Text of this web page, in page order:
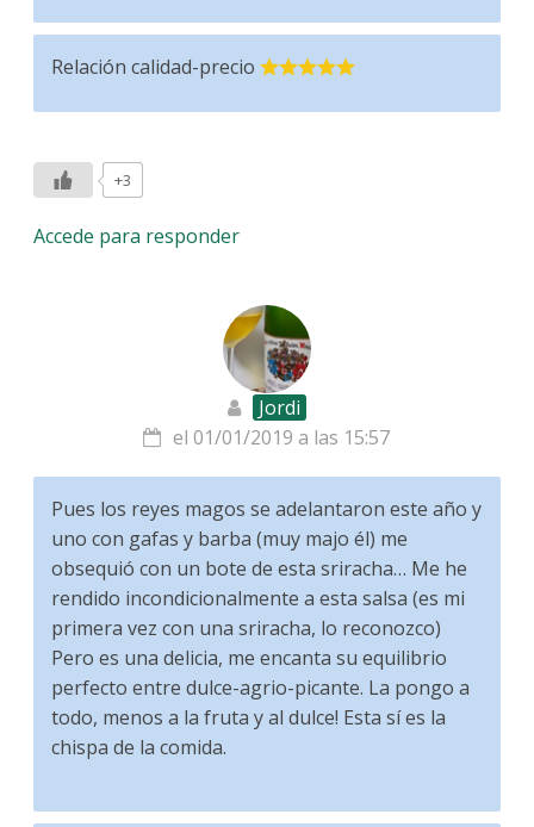
Relación calidad-precio
+3
Accede para responder
Jordi
el 01/01/2019 a las 15:57
Pues los reyes magos se adelantaron este año y
uno con gafas y barba (muy majo él) me
obsequió con un bote de esta sriracha… Me he
rendido incondicionalmente a esta salsa (es mi
primera vez con una sriracha, lo reconozco)
Pero es una delicia, me encanta su equilibrio
perfecto entre dulce-agrio-picante. La pongo a
todo, menos a la fruta y al dulce! Esta sí es la
chispa de la comida.